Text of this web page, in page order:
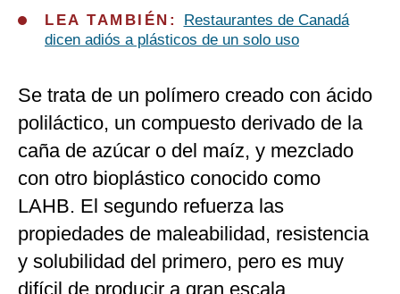
LEA TAMBIÉN:
Restaurantes de Canadá
dicen adiós a plásticos de un solo uso
Se trata de un polímero creado con ácido
poliláctico, un compuesto derivado de la
caña de azúcar o del maíz, y mezclado
con otro bioplástico conocido como
LAHB. El segundo refuerza las
propiedades de maleabilidad, resistencia
y solubilidad del primero, pero es muy
difícil de producir a gran escala.